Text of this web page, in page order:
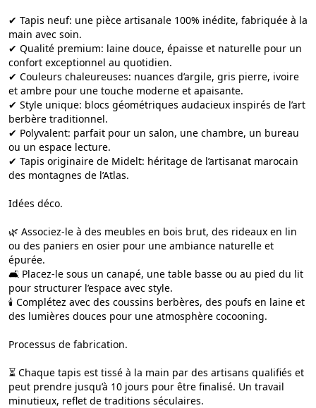
✔ Tapis neuf: une pièce artisanale 100% inédite, fabriquée à la
main avec soin.
✔ Qualité premium: laine douce, épaisse et naturelle pour un
confort exceptionnel au quotidien.
✔ Couleurs chaleureuses: nuances d’argile, gris pierre, ivoire
et ambre pour une touche moderne et apaisante.
✔ Style unique: blocs géométriques audacieux inspirés de l’art
berbère traditionnel.
✔ Polyvalent: parfait pour un salon, une chambre, un bureau
ou un espace lecture.
✔ Tapis originaire de Midelt: héritage de l’artisanat marocain
des montagnes de l’Atlas.
Idées déco.
🌿 Associez-le à des meubles en bois brut, des rideaux en lin
ou des paniers en osier pour une ambiance naturelle et
épurée.
🛋️ Placez-le sous un canapé, une table basse ou au pied du lit
pour structurer l’espace avec style.
🕯️ Complétez avec des coussins berbères, des poufs en laine et
des lumières douces pour une atmosphère cocooning.
Processus de fabrication.
⏳ Chaque tapis est tissé à la main par des artisans qualifiés et
peut prendre jusqu’à 10 jours pour être finalisé. Un travail
minutieux, reflet de traditions séculaires.